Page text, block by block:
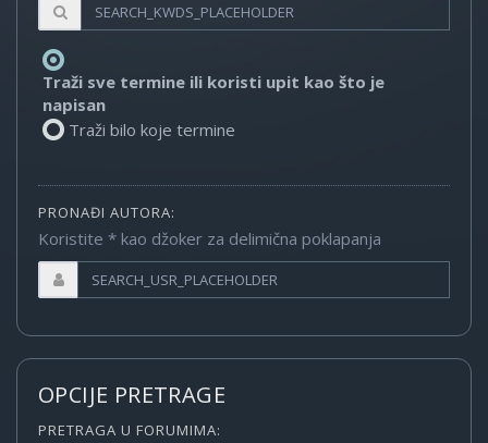
Traži sve termine ili koristi upit kao što je
napisan
Traži bilo koje termine
PRONAĐI AUTORA:
Koristite * kao džoker za delimična poklapanja
OPCIJE PRETRAGE
PRETRAGA U FORUMIMA: